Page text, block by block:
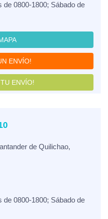
de 0800-1800; Sábado de
ENVÍO!
ENVÍO!
de Quilichao,
de 0800-1800; Sábado de